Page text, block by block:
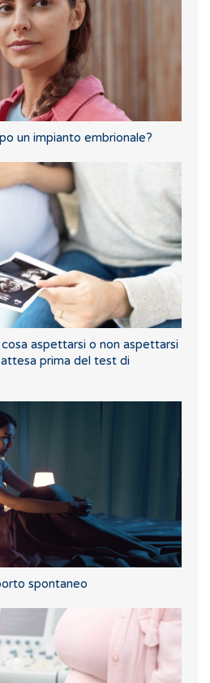
un impianto embrionale?
aspettarsi o non aspettarsi
prima del test di
spontaneo